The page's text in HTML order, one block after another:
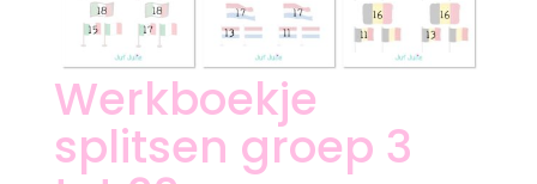
Werkboekje
splitsen groep 3